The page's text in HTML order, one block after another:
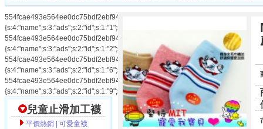
雙組
554fcae493e564ee0dc75bdf2ebf94caads|a:3:
554fcae493e564ee0dc75bdf2ebf94caads|a:3:
554fcae493e564ee0dc75bdf2ebf94caads|a:3:
554fcae493e564ee0dc75bdf2ebf94caads|a:3:
兒童止滑加工襪
平價熱銷 | 可愛童襪